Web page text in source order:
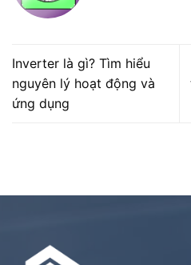
Inverter là gì? Tìm hiểu
nguyên lý hoạt động và
ứng dụng